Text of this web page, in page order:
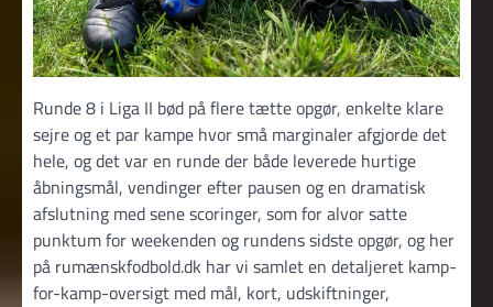
Runde 8 i Liga II bød på flere tætte opgør, enkelte klare
sejre og et par kampe hvor små marginaler afgjorde det
hele, og det var en runde der både leverede hurtige
åbningsmål, vendinger efter pausen og en dramatisk
afslutning med sene scoringer, som for alvor satte
punktum for weekenden og rundens sidste opgør, og her
på rumænskfodbold.dk har vi samlet en detaljeret kamp-
for-kamp-oversigt med mål, kort, udskiftninger,